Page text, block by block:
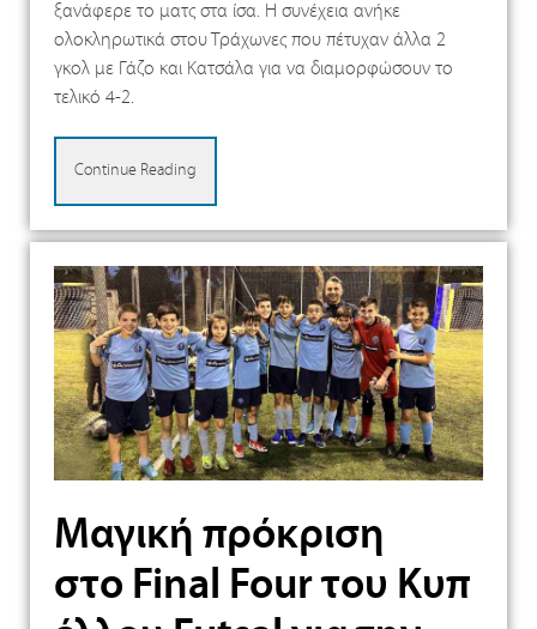
ξανάφερε το ματς στα ίσα. Η συνέχεια ανήκε
ολοκληρωτικά στου Τράχωνες που πέτυχαν άλλα 2
γκολ με Γάζο και Κατσάλα για να διαμορφώσουν το
τελικό 4-2.
Continue Reading
Μαγική πρόκριση
στο Final Four του Kυπ